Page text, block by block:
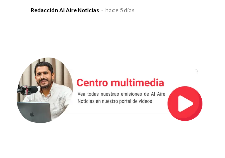
Redacción Al Aire Noticias - hace 5 días